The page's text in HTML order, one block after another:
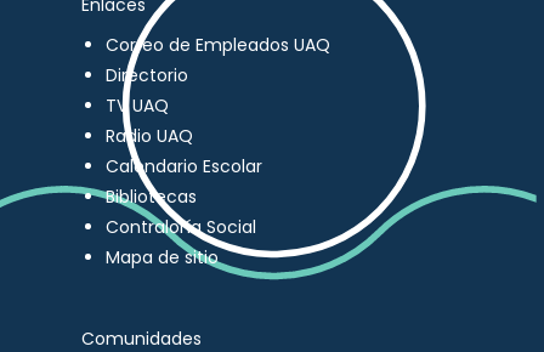
Enlaces
Correo de Empleados UAQ
Directorio
TV UAQ
Radio UAQ
Calendario Escolar
Bibliotecas
Contraloría Social
Mapa de sitio
Comunidades